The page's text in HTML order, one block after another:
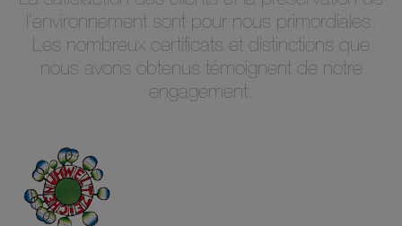
l'environnement sont pour nous primordiales.
Les nombreux certificats et distinctions que
nous avons obtenus témoignent de notre
engagement.